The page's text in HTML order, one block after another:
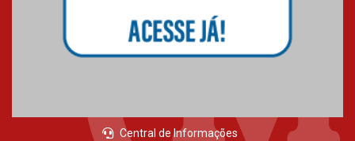
Central de Informações